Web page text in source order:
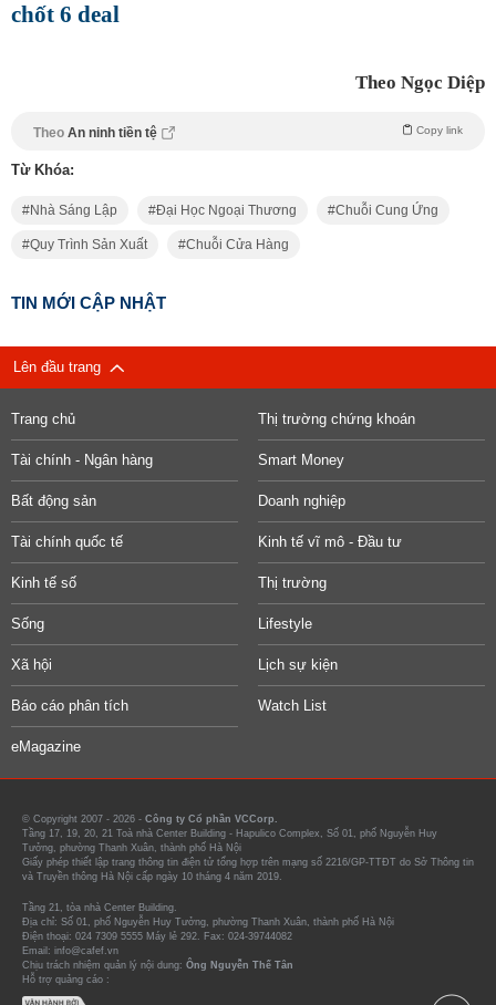
chốt 6 deal
Theo Ngọc Diệp
Theo An ninh tiền tệ Copy link
Từ Khóa:
Nhà Sáng Lập Đại Học Ngoại Thương Chuỗi Cung Ứng
Quy Trình Sản Xuất Chuỗi Cửa Hàng
TIN MỚI CẬP NHẬT
Lên đầu trang
Trang chủ Thị trường chứng khoán
Tài chính - Ngân hàng Smart Money
Bất động sản Doanh nghiệp
Tài chính quốc tế Kinh tế vĩ mô - Đầu tư
Kinh tế số Thị trường
Sống Lifestyle
Xã hội Lịch sự kiện
Báo cáo phân tích Watch List
eMagazine
© Copyright 2007 - 2026 - Công ty Cổ phần VCCorp.
Tầng 17, 19, 20, 21 Toà nhà Center Building - Hapulico Complex, Số 01, phố Nguyễn Huy
Tưởng, phường Thanh Xuân, thành phố Hà Nội
Giấy phép thiết lập trang thông tin điện tử tổng hợp trên mạng số 2216/GP-TTĐT do Sở Thông tin
và Truyền thông Hà Nội cấp ngày 10 tháng 4 năm 2019.
Tầng 21, tòa nhà Center Building.
Địa chỉ: Số 01, phố Nguyễn Huy Tưởng, phường Thanh Xuân, thành phố Hà Nội
Điện thoại: 024 7309 5555 Máy lẻ 292. Fax: 024-39744082
Email: info@cafef.vn
Chịu trách nhiệm quản lý nội dung: Ông Nguyễn Thế Tân
Hỗ trợ quảng cáo :